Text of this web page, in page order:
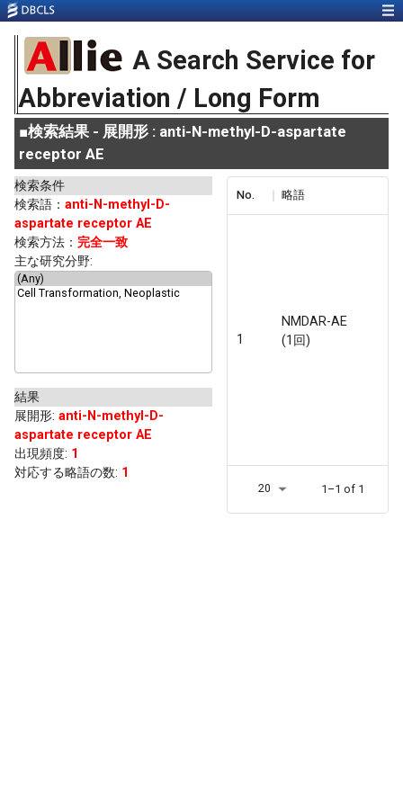
A Search Service for
Abbreviation / Long Form
■検索結果 - 展開形 : anti-N-methyl-D-aspartate
receptor AE
検索条件
検索語： anti-N-methyl-D-
aspartate receptor AE
検索方法： 完全一致
主な研究分野:
結果
展開形: anti-N-methyl-D-
aspartate receptor AE
出現頻度: 1
対応する略語の数: 1
No. 略語
1
NMDAR-AE
(1回)
20 1–1 of 1